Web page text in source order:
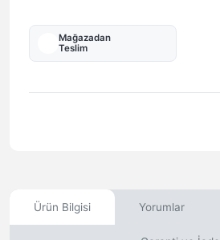
Mağazadan
Teslim
Ürün Bilgisi Yorumlar